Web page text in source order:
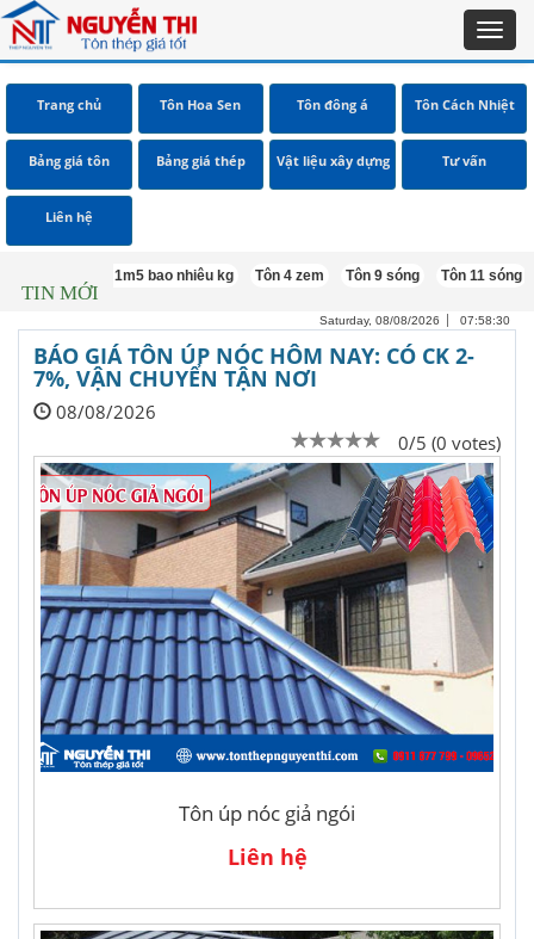
Trang chủ Tôn Hoa Sen Tôn đông á Tôn Cách Nhiệt
Bảng giá tôn Bảng giá thép Vật liệu xây dựng Tư vấn
Liên hệ
TIN MỚI
b40 khổ 1m5 bao nhiêu kg Tôn 4 zem Tôn 9 sóng Tôn 11 sóng
Saturday, 08/08/2026 07:58:30
BÁO GIÁ TÔN ÚP NÓC HÔM NAY: CÓ CK 2-
7%, VẬN CHUYỂN TẬN NƠI
08/08/2026
0/5 (0 votes)
Tôn úp nóc giả ngói
Liên hệ